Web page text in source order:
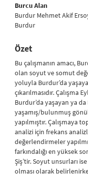
Burcu Alan
Burdur Mehmet Akif
Burdur
Özet
Bu çalışmanın amacı,
olan soyut ve somut
yoluyla Burdur’da
çıkarılmasıdır. Çalışma
Burdur’da yaşayan ya
yaşamış/bulunmuş
yapılmıştır. Çalışmaya
analizi için frekans
değerlendirmeler
farkındalığı en yüksek
Şiş’tir. Soyut unsurları
olması olarak